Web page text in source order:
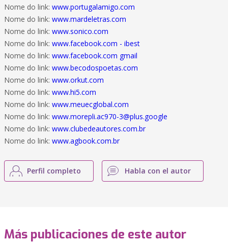
Nome do link: www.portugalamigo.com
Nome do link: www.mardeletras.com
Nome do link: www.sonico.com
Nome do link: www.facebook.com - ibest
Nome do link: www.facebook.com gmail
Nome do link: www.becodospoetas.com
Nome do link: www.orkut.com
Nome do link: www.hi5.com
Nome do link: www.meuecglobal.com
Nome do link: www.morepli.ac970-3@plus.google
Nome do link: www.clubedeautores.com.br
Nome do link: www.agbook.com.br
Perfil completo Habla con el autor
Más publicaciones de este autor